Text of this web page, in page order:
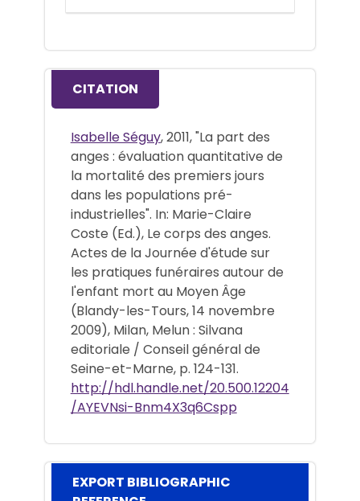
CITATION
Isabelle Séguy, 2011, "La part des
anges : évaluation quantitative de
la mortalité des premiers jours
dans les populations pré-
industrielles". In: Marie-Claire
Coste (Ed.), Le corps des anges.
Actes de la Journée d'étude sur
les pratiques funéraires autour de
l'enfant mort au Moyen Âge
(Blandy-les-Tours, 14 novembre
2009), Milan, Melun : Silvana
editoriale / Conseil général de
Seine-et-Marne, p. 124-131.
http://hdl.handle.net/20.500.12204
/AYEVNsi-Bnm4X3q6Cspp
EXPORT BIBLIOGRAPHIC